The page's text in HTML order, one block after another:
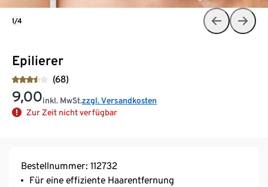
Epilierer
(68)
9,00inkl. MwSt.zzgl. Versandkosten
Zur Zeit nicht verfügbar
1/4
Bestellnummer: 112732
Für eine effiziente Haarentfernung